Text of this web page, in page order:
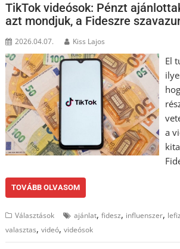
TikTok videósok: Pénzt
azt mondjuk, a Fideszre
2026.04.07. Kiss Lajos
El
a
TOVÁBB OLVASOM
Választások ajánlat,fidesz, influenszer,
valasztas,videó,videósok